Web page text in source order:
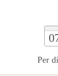
Per